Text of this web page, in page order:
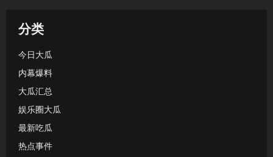
分类
今日大瓜
内幕爆料
大瓜汇总
娱乐圈大瓜
最新吃瓜
热点事件